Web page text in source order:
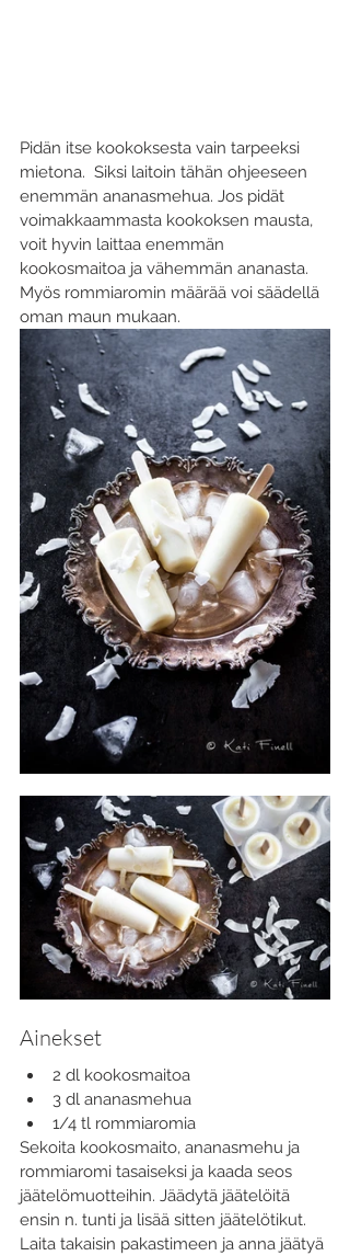
Pidän itse kookoksesta vain tarpeeksi
mietona.  Siksi laitoin tähän ohjeeseen
enemmän ananasmehua. Jos pidät
voimakkaammasta kookoksen mausta,
voit hyvin laittaa enemmän
kookosmaitoa ja vähemmän ananasta.
Myös rommiaromin määrää voi säädellä
oman maun mukaan.
Ainekset
2 dl kookosmaitoa
3 dl ananasmehua
1/4 tl rommiaromia
Sekoita kookosmaito, ananasmehu ja
rommiaromi tasaiseksi ja kaada seos
jäätelömuotteihin. Jäädytä jäätelöitä
ensin n. tunti ja lisää sitten jäätelötikut.
Laita takaisin pakastimeen ja anna jäätyä